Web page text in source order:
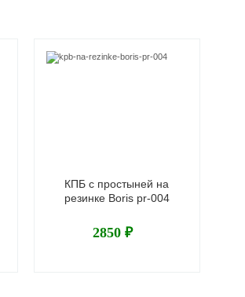
КПБ с простыней на
резинке Boris pr-004
2850 ₽